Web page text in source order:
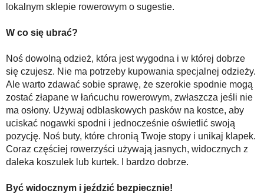
lokalnym sklepie rowerowym o sugestie.
W co się ubrać?
Noś dowolną odzież, która jest wygodna i w której dobrze
się czujesz. Nie ma potrzeby kupowania specjalnej odzieży.
Ale warto zdawać sobie sprawę, że szerokie spodnie mogą
zostać złapane w łańcuchu rowerowym, zwłaszcza jeśli nie
ma osłony. Używaj odblaskowych pasków na kostce, aby
uciskać nogawki spodni i jednocześnie oświetlić swoją
pozycję. Noś buty, które chronią Twoje stopy i unikaj klapek.
Coraz częściej rowerzyści używają jasnych, widocznych z
daleka koszulek lub kurtek. I bardzo dobrze.
Być widocznym i jeździć bezpiecznie!